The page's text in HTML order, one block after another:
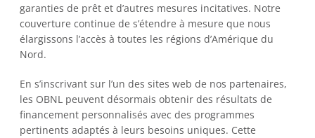
garanties de prêt et d’autres mesures incitatives. Notre
couverture continue de s’étendre à mesure que nous
élargissons l’accès à toutes les régions d’Amérique du
Nord.
En s’inscrivant sur l’un des sites web de nos partenaires,
les OBNL peuvent désormais obtenir des résultats de
financement personnalisés avec des programmes
pertinents adaptés à leurs besoins uniques. Cette